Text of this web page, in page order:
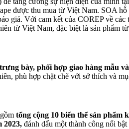
được thu mua từ Việt Nam. SOA hỗ
giá. Với cam kết của COREP về
từ Việt Nam, đặc biệt là sản phẩm
bày, phối hợp giao hàng mẫu
phù hợp chặt chẽ với sở thích và
tổng cộng 10 biến thể sản phẩm
2023, đánh dấu một thành công nổi